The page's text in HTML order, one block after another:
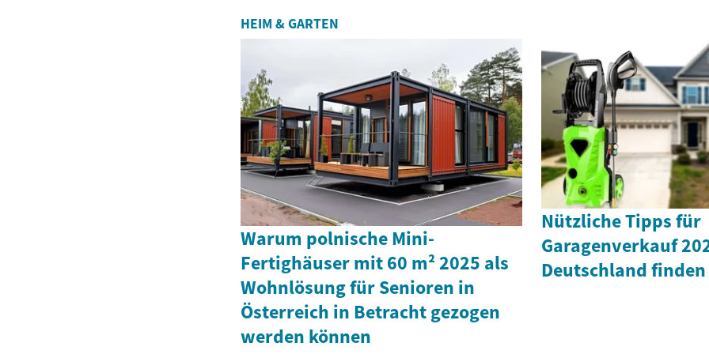
HEIM & GARTEN
Warum polnische Mini-
Fertighäuser mit 60 m² 2025 als
Wohnlösung für Senioren in
Österreich in Betracht gezogen
werden können
Nützliche Tipps für
Garagenverkauf
Deutschland finden